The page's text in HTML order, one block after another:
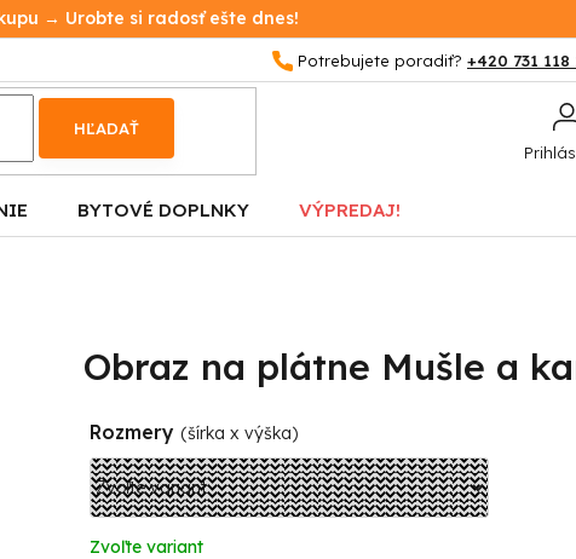
→ Urobte si radosť ešte dnes!
+420 731 118
HĽADAŤ
BYTOVÉ DOPLNKY VÝPREDAJ!
Obraz na plátne Mušle a
Rozmery (šírka x výška)
Zvoľte variant